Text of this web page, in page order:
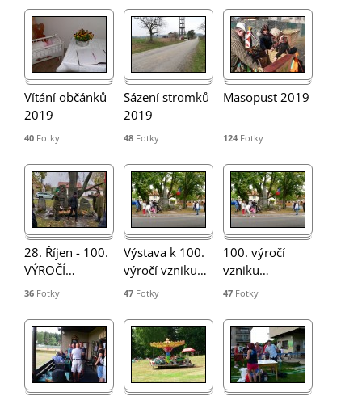
Vítání občánků
2019
40 Fotky
Sázení stromků
2019
48 Fotky
Masopust 2019
124 Fotky
28. Říjen - 100.
VÝROČÍ…
36 Fotky
Výstava k 100.
výročí vzniku…
47 Fotky
100. výročí
vzniku…
47 Fotky